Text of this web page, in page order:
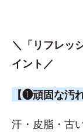
＼「リフレッ
イント／
【❶頑固な汚
汗・皮脂・古